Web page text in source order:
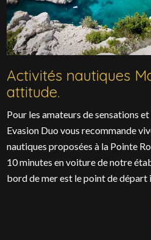
Activités nautiques
attitude.
Pour les amateurs de sensations
Evasion Duo vous recommande
nautiques proposées à la Pointe
10 minutes en voiture de notre
bord de mer est le point de départ